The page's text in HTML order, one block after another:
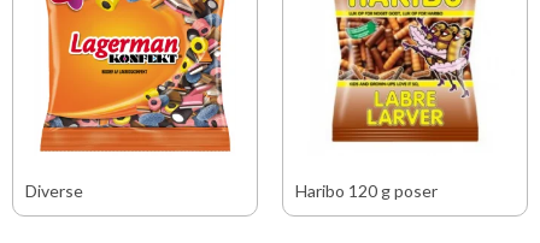
Diverse Haribo 120 g poser